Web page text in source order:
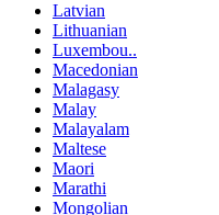
Latvian
Lithuanian
Luxembou..
Macedonian
Malagasy
Malay
Malayalam
Maltese
Maori
Marathi
Mongolian